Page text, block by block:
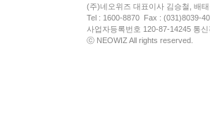
(주)네오위즈 대표이사 김승철, 배
Tel : 1600-8870 Fax : (031)8039-
사업자등록번호 120-87-14245 통
ⓒ NEOWIZ All rights reserved.